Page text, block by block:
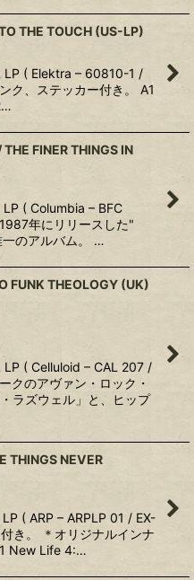
THE TOUCH (US-LP)
LP ( Elektra ‎– 60810-1 /
ク、ステッカー付き。 A1
FINER THINGS IN
( Columbia ‎– BFC
年にリリースした"
のアルバム。 …
FUNK THEOLOGY (UK)
LP ( Celluloid ‎– CAL 207 /
クのアヴァン・ロック・
ラズウェル」と、ヒップ
THINGS NEVER
( ARP – ARPLP 01 / EX-
き。 ＊オリジナルインナ
New Life 4:…